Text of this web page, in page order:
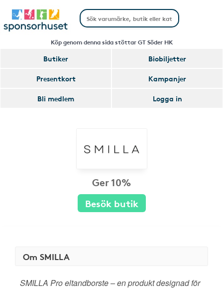
Köp genom denna sida stöttar GT Söder HK
Butiker
Biobiljetter
Presentkort
Kampanjer
Bli medlem
Logga in
Ger 10%
Besök butik
Om SMILLA
SMILLA Pro eltandborste – en produkt designad för